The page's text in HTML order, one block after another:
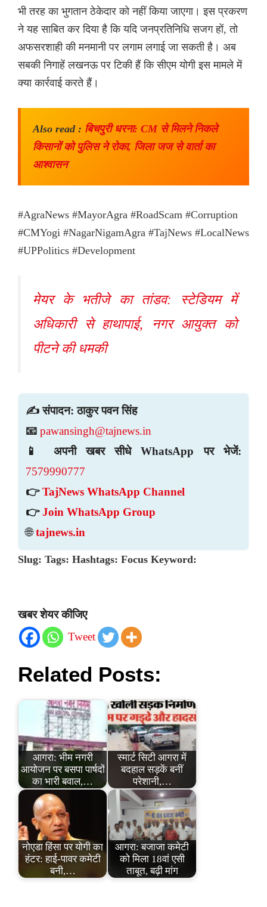
भी तरह का भुगतान ठेकेदार को नहीं किया जाएगा। इस प्रकरण
ने यह साबित कर दिया है कि यदि जनप्रतिनिधि सजग हों, तो
अफसरशाही की मनमानी पर लगाम लगाई जा सकती है। अब
सबकी निगाहें लखनऊ पर टिकी हैं कि सीएम योगी इस मामले में
क्या कार्रवाई करते हैं।
Also read : बिचपुरी धरना: CM से मिलने निकले
किसानों को पुलिस ने रोका, जिला जज से वार्ता का
आश्वासन
#AgraNews #MayorAgra #RoadScam #Corruption
#CMYogi #NagarNigamAgra #TajNews #LocalNews
#UPPolitics #Development
मेयर के भतीजे का तांडव: स्टेडियम में
अधिकारी से हाथापाई, नगर आयुक्त को
पीटने की धमकी
✍️ संपादन: ठाकुर पवन सिंह
📧 pawansingh@tajnews.in
📱 अपनी खबर सीधे WhatsApp पर भेजें:
7579990777
👉 TajNews WhatsApp Channel
👉 Join WhatsApp Group
🌐tajnews.in
Slug: Tags: Hashtags: Focus Keyword:
खबर शेयर कीजिए
Tweet
Related Posts:
आगरा: भीम नगरी
आयोजन पर बसपा पार्षदों
का भारी बवाल,…
स्मार्ट सिटी आगरा में
बदहाल सड़कें बनीं
परेशानी,…
नोएडा हिंसा पर योगी का
हंटर: हाई-पावर कमेटी
बनी,…
आगरा: बजाजा कमेटी
को मिला 18वां एसी
ताबूत, बढ़ी मांग